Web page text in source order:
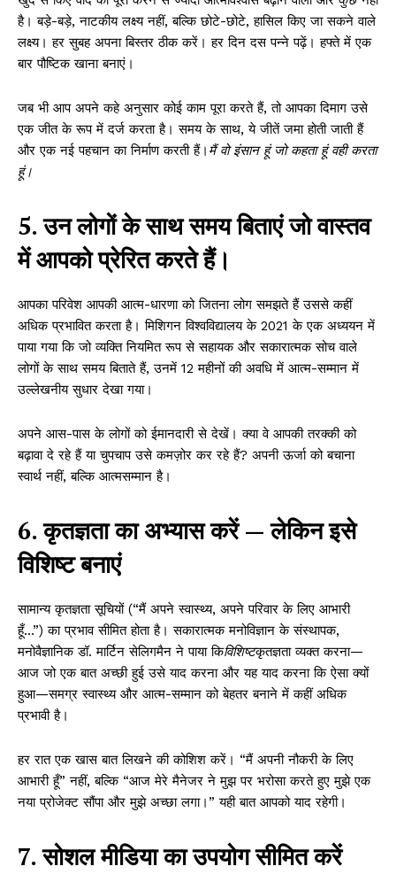
है। बड़े-बड़े, नाटकीय लक्ष्य नहीं, बल्कि छोटे-छोटे, हासिल किए जा सकने वाले
लक्ष्य। हर सुबह अपना बिस्तर ठीक करें। हर दिन दस पन्ने पढ़ें। हफ्ते में एक
बार पौष्टिक खाना बनाएं।
जब भी आप अपने कहे अनुसार कोई काम पूरा करते हैं, तो आपका दिमाग उसे
एक जीत के रूप में दर्ज करता है। समय के साथ, ये जीतें जमा होती जाती हैं
और एक नई पहचान का निर्माण करती हैं। मैं वो इंसान हूं जो कहता हूं वही करता
हूं।
5. उन लोगों के साथ समय बिताएं जो वास्तव
में आपको प्रेरित करते हैं।
आपका परिवेश आपकी आत्म-धारणा को जितना लोग समझते हैं उससे कहीं
अधिक प्रभावित करता है। मिशिगन विश्वविद्यालय के 2021 के एक अध्ययन में
पाया गया कि जो व्यक्ति नियमित रूप से सहायक और सकारात्मक सोच वाले
लोगों के साथ समय बिताते हैं, उनमें 12 महीनों की अवधि में आत्म-सम्मान में
उल्लेखनीय सुधार देखा गया।
अपने आस-पास के लोगों को ईमानदारी से देखें। क्या वे आपकी तरक्की को
बढ़ावा दे रहे हैं या चुपचाप उसे कमज़ोर कर रहे हैं? अपनी ऊर्जा को बचाना
स्वार्थ नहीं, बल्कि आत्मसम्मान है।
6. कृतज्ञता का अभ्यास करें — लेकिन इसे
विशिष्ट बनाएं
सामान्य कृतज्ञता सूचियों (“मैं अपने स्वास्थ्य, अपने परिवार के लिए आभारी
हूँ…”) का प्रभाव सीमित होता है। सकारात्मक मनोविज्ञान के संस्थापक,
मनोवैज्ञानिक डॉ. मार्टिन सेलिगमैन ने पाया किविशिष्टकृतज्ञता व्यक्त करना—
आज जो एक बात अच्छी हुई उसे याद करना और यह याद करना कि ऐसा क्यों
हुआ—समग्र स्वास्थ्य और आत्म-सम्मान को बेहतर बनाने में कहीं अधिक
प्रभावी है।
हर रात एक खास बात लिखने की कोशिश करें। “मैं अपनी नौकरी के लिए
आभारी हूँ” नहीं, बल्कि “आज मेरे मैनेजर ने मुझ पर भरोसा करते हुए मुझे एक
नया प्रोजेक्ट सौंपा और मुझे अच्छा लगा।” यही बात आपको याद रहेगी।
7. सोशल मीडिया का उपयोग सीमित करें